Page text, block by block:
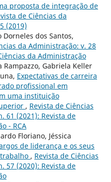
proposta de integração de
de Ciências da
(2019)
Dorneles dos Santos,
da Administração: v. 28
da Administração
Rampazzo, Gabriela Keller
Expectativas de carreira
profissional em
uma instituição
, Revista de Ciências
61 (2021): Revista de
- RCA
Floriano, Jéssica
de liderança e os seus
, Revista de Ciências
57 (2020): Revista de